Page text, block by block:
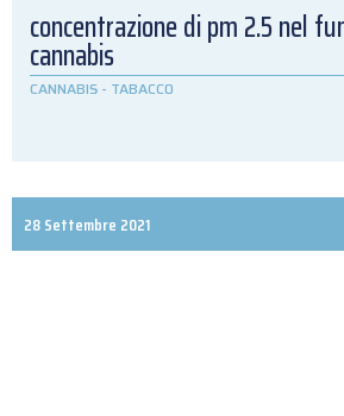
concentrazione di pm 2.5 nel
cannabis
CANNABIS - TABACCO
28 Settembre 2021